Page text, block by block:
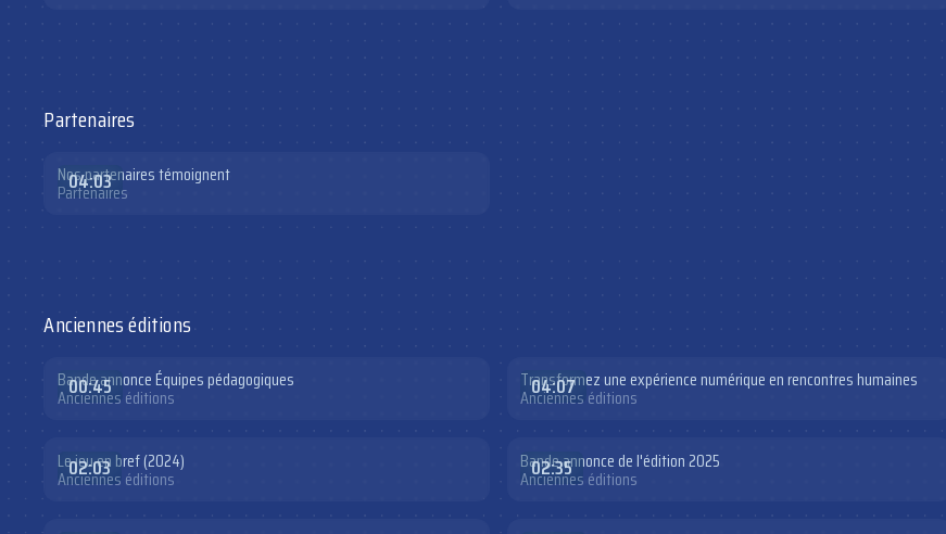
Partenaires
04:03
Nos partenaires témoignent
Partenaires
Anciennes éditions
00:45
Bande annonce Équipes pédagogiques
Anciennes éditions 04:07
Transformez une expérience numérique en rencontres humaines
Anciennes éditions
02:03
Le jeu en bref (2024)
Anciennes éditions 02:35
Bande annonce de l'édition 2025
Anciennes éditions